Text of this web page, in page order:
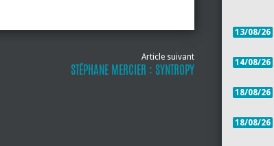
Article suivant
STÉPHANE MERCIER : SYNTROPY
13/08/26
14/08/26
18/08/26
18/08/26